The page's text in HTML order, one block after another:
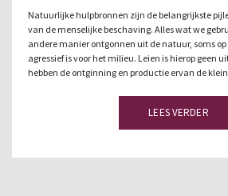
Natuurlijke hulpbronnen zijn de belangrijkste
van de menselijke beschaving. Alles wat we
andere manier ontgonnen uit de natuur, soms
agressief is voor het milieu. Leien is hierop geen
hebben de ontginning en productie ervan de
LEES VERDER